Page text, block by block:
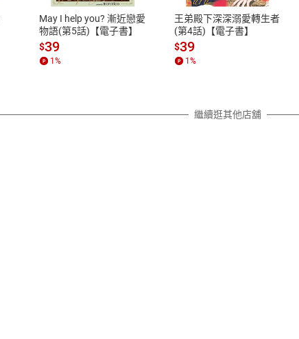
之權利，遽消費者保護法及通訊交
除權合理例外情事適用準則，依商
質各有不同規定。詳細退換貨說明
照各商品說明。
May I help you? 漸近戀愛
物語(第5話)【電子書】
$39
1 %
王弟殿下深深溺愛轉生者
(第4話)【電子書】
$39
1 %
繼續逛其他店舖